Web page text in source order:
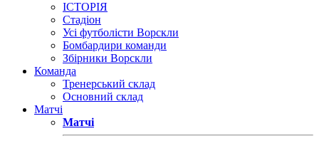
ІСТОРІЯ
Стадіон
Усі футболісти Ворскли
Бомбардири команди
Збірники Ворскли
Команда
Тренерський склад
Основний склад
Матчі
Матчі